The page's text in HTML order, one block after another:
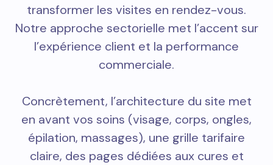
transformer les visites en rendez-vous.
Notre approche sectorielle met l’accent sur
l’expérience client et la performance
commerciale.
Concrètement, l’architecture du site met
en avant vos soins (visage, corps, ongles,
épilation, massages), une grille tarifaire
claire, des pages dédiées aux cures et